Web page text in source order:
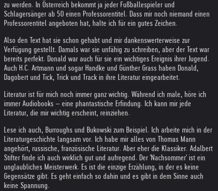
zu werden. In Österreich bekommt ja jeder Fußballespieler und
Schlagersänger ab 50 einen Professorentitel. Dass mir noch niemand einen
Professorentitel angeboten hat, halte ich für ein gutes Zeichen.
Also den Text hat sie schon gehabt und mir dankenswerterweise zur
Verfügung gestellt. Damals war sie unfähig zu schreiben, aber der Text war
bereits perfekt. Donald war auch für sie ein wichtiges Ereignis ihrer Jugend.
Auch H.C. Artmann und sogar Handke und Günther Grass haben Donald,
Dagobert und Tick, Trick und Track in ihre Literatur eingearbeitet.
Literatur ist für mich noch immer ganz wichtig. Während ich male, höre ich
immer Audiobooks – eine phantastische Erfindung. Ich kann mir jede
Literatur, die mir wichtig erscheint, reinziehen.
Lese ich auch, Burroughs und Bukowski zum Beispiel. Ich arbeite mich in der
Literaturgeschichte langsam vor. Ich habe mir alles von Thomas Mann
angehört, russische, französische Literatur. Aber eher die Klassiker. Adalbert
Stifter finde ich auch wirklich gut und aufregend. Der 'Nachsommer' ist ein
unglaubliches Meisterwerk. Es ist die einzige Erzählung, in der es keine
Gegensätze gibt. Es geht einfach so dahin und es gibt in dem Sinne auch
keine Spannung.